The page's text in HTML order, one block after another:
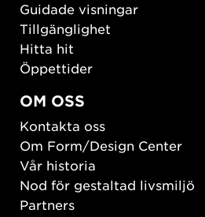
Guidade visningar
Tillgänglighet
Hitta hit
Öppettider
OM OSS
Kontakta oss
Om Form/Design Center
Vår historia
Nod för gestaltad livsmiljö
Partners